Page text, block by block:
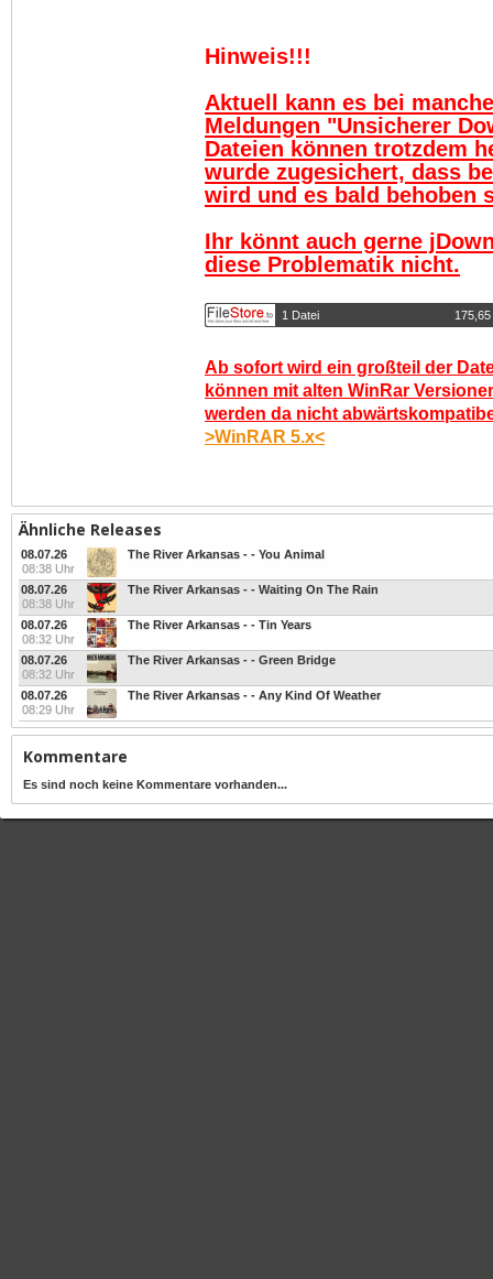
Hinweis!!!
Aktuell kann es bei
Meldungen "Unsicherer
Dateien können trotzdem
wurde zugesichert, dass
wird und es bald behoben
Ihr könnt auch gerne
diese Problematik nicht.
1 Datei
Ab sofort wird ein großteil der
können mit alten WinRar
werden da nicht
>WinRAR 5.x<
Ähnliche Releases
08.07.26
08:38 Uhr
The River Arkansas - - You Animal
08.07.26
08:38 Uhr
The River Arkansas - - Waiting On The Rain
08.07.26
08:32 Uhr
The River Arkansas - - Tin Years
08.07.26
08:32 Uhr
The River Arkansas - - Green Bridge
08.07.26
08:29 Uhr
The River Arkansas - - Any Kind Of Weather
Kommentare
Es sind noch keine Kommentare vorhanden...